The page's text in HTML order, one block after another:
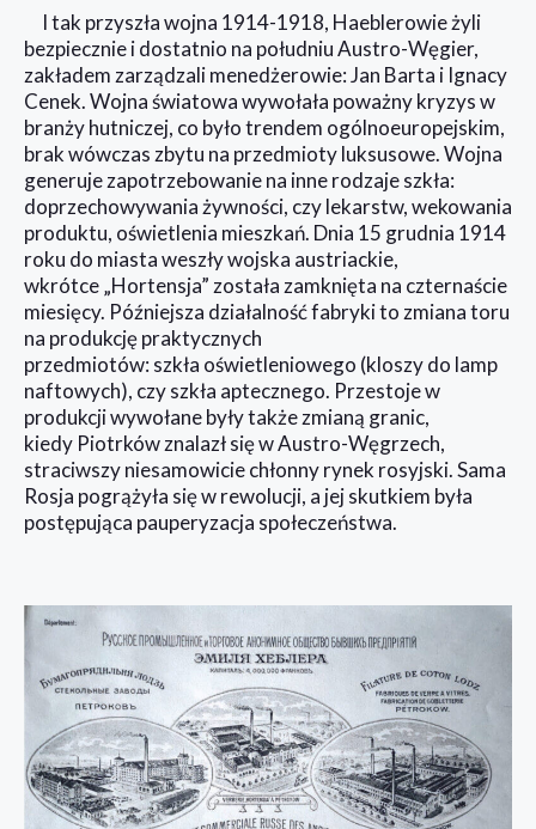
I tak przyszła wojna 1914-1918, Haeblerowie żyli
bezpiecznie i dostatnio na południu Austro-Węgier,
zakładem zarządzali menedżerowie: Jan Barta i Ignacy
Cenek. Wojna światowa wywołała poważny kryzys w
branży hutniczej, co było trendem ogólnoeuropejskim,
brak wówczas zbytu na przedmioty luksusowe. Wojna
generuje zapotrzebowanie na inne rodzaje szkła:
doprzechowywania żywności, czy lekarstw, wekowania
produktu, oświetlenia mieszkań. Dnia 15 grudnia 1914
roku do miasta weszły wojska austriackie,
wkrótce „Hortensja” została zamknięta na czternaście
miesięcy. Późniejsza działalność fabryki to zmiana toru
na produkcję praktycznych
przedmiotów: szkła oświetleniowego (kloszy do lamp
naftowych), czy szkła aptecznego. Przestoje w
produkcji wywołane były także zmianą granic,
kiedy Piotrków znalazł się w Austro-Węgrzech,
straciwszy niesamowicie chłonny rynek rosyjski. Sama
Rosja pogrążyła się w rewolucji, a jej skutkiem była
postępująca pauperyzacja społeczeństwa.